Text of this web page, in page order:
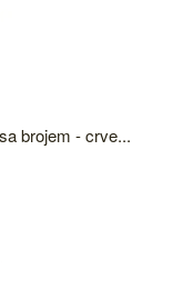
brojem - crve...